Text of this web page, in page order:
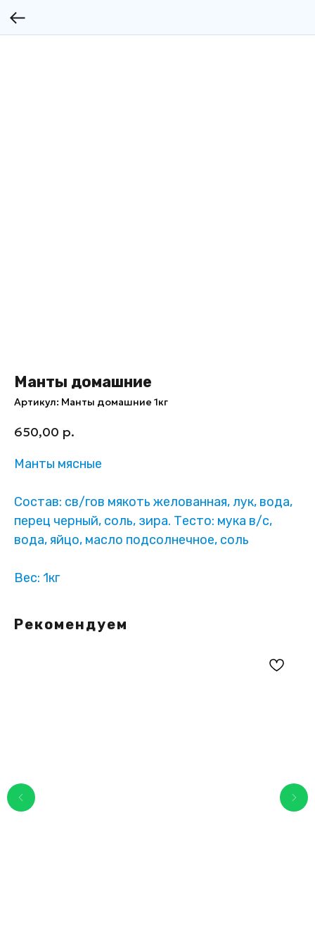
Манты домашние
Артикул: Манты домашние 1кг
650,00 р.
Манты мясные
Состав: св/гов мякоть желованная, лук, вода,
перец черный, соль, зира. Тесто: мука в/с,
вода, яйцо, масло подсолнечное, соль
Вес: 1кг
Рекомендуем